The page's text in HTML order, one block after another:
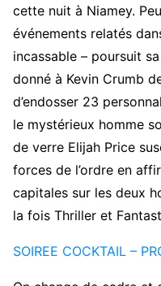
cette nuit à Niamey.
événements relatés
incassable – poursuit
donné à Kevin Crumb
d’endosser 23
le mystérieux homme
de verre Elijah Price
forces de l’ordre en
capitales sur les deux
la fois Thriller et
SOIREE COCKTAIL –